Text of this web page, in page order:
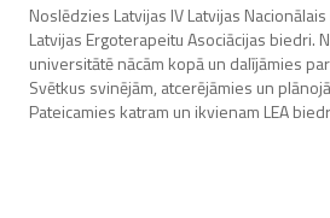
Noslēdzies Latvijas IV Latvijas
Latvijas Ergoterapeitu Asociācijas biedri.
universitātē nācām kopā un dalījāmies
Svētkus svinējām, atcerējāmies un
Pateicamies katram un ikvienam LEA